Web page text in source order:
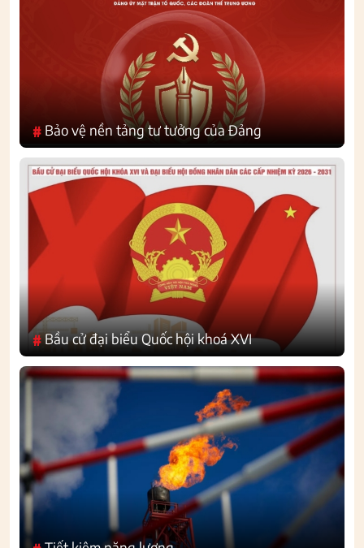
# Bảo vệ nền tảng tư tưởng của Đảng
#Bầu cử đại biểu Quốc hội khoá XVI